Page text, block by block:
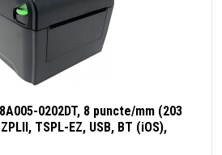
0202DT, 8 puncte/mm (203
TSPL-EZ, USB, BT (iOS),